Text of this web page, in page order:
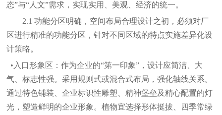
态”与“人文”需求，实现实用、美观、经济的统一。
2.1 功能分区明确，空间布局合理设计之初，必须对厂
区进行精准的功能分区，针对不同区域的特点实施差异化设
计策略。
• 入口形象区：作为企业的“第一印象”，设计应简洁、大
气、标志性强。采用规则式或混合式布局，强化轴线关系。
通过特色铺装、企业标识性雕塑、精神堡垒及精心配置的灯
光，塑造鲜明的企业形象。植物宜选择形体挺拔、四季常绿